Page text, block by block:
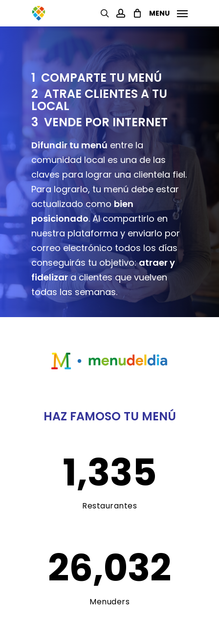
searchaccount
MENU
1 COMPARTE TU MENÚ
2 ATRAE CLIENTES A TU
LOCAL
3 VENDE POR INTERNET
Difundir tu menú entre la
comunidad local es una de las
claves para lograr una clientela fiel.
Para lograrlo, tu menú debe estar
actualizado como bien
posicionado. Al compartirlo en
nuestra plataforma y enviarlo por
correo electrónico todos los días
conseguirás tu objetivo:atraer y
fidelizara clientes que vuelven
todas las semanas.
HAZ FAMOSO TU MENÚ
1,335
Restaurantes
26,032
Menuders